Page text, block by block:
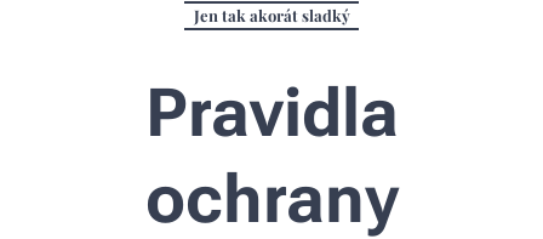
Jen tak akorát sladký
Pravidla
ochrany